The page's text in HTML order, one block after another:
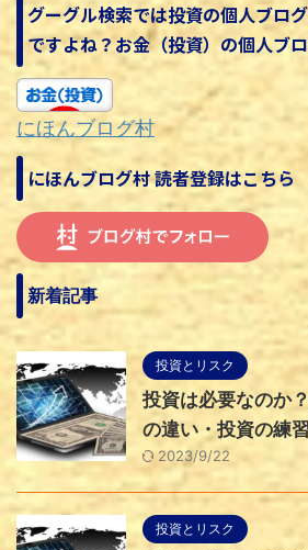
グーグル検索では投資の個人ブロ
ですよね？お金（投資）の個人ブ
にほんブログ村
にほんブログ村 読者登録はこちら
新着記事
投資とリスク
投資は必要なのか
の違い・投資の練
2023/9/22
投資とリスク